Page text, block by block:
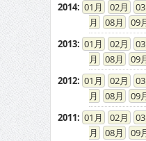
2014: 01 02 03
08
09
2013: 01 02 03
08
09
2012: 01 02 03
08
09
2011: 01 02 03
08
09